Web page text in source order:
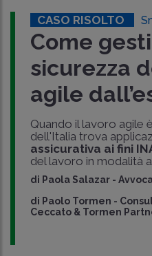
CASO RISOLTO
Come
sicurezza
agile
Quando il lavoro agile
dell'Italia trova
assicurativa ai fini
del lavoro in modalità
di Paola Salazar -
di Paolo Tormen -
Ceccato & Tormen